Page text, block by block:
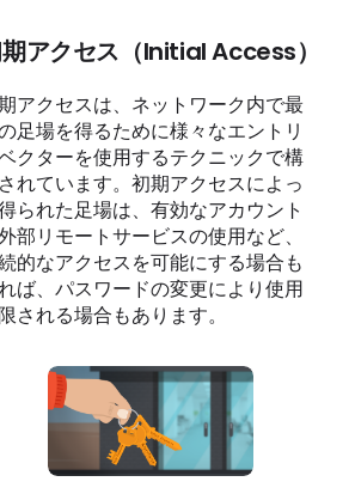
アクセス（Initial Access）
アクセスは、ネットワーク内で最
足場を得るために様々なエントリ
クターを使用するテクニックで構
れています。初期アクセスによっ
られた足場は、有効なアカウント
部リモートサービスの使用など、
的なアクセスを可能にする場合も
ば、パスワードの変更により使用
される場合もあります。